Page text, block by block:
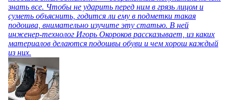
знать все. Чтобы не ударить перед ним в грязь лицом и
суметь объяснить, годится ли ему в подметки такая
подошва, внимательно изучите эту статью. В ней
инженер-технолог Игорь Окороков рассказывает, из каких
материалов делаются подошвы обуви и чем хорош каждый
из них.